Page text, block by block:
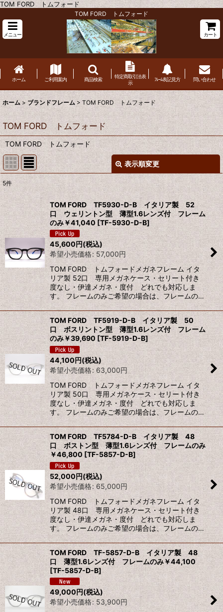
TOM FORD トムフォード
TOM FORD トムフォード
メニュー カート
ホーム ご利用案内 商品検索
特定商取引法表
示
ﾌﾚｰﾑ表記見方 問い合わせ
ホーム > ブランドフレーム > TOM FORD トムフォード
TOM FORD トムフォード
TOM FORD トムフォード
表示順変更
表示数:
並び順 :
絞り込む
5件
TOM FORD TF5930-D-B イタリア製 52
口 ウェリントン型 薄型1.6レンズ付 フレーム
のみ￥41,040 [TF-5930-D-B]
45,600円(税込)
希望小売価格: 57,000円
TOM FORD トムフォードメガネフレーム イタ
リア製 52口 専用メガネケース・セリート付き
度なし・伊達メガネ・度付 どれでも対応しま
す。 フレームのみご希望の場合は、フレームの…
TOM FORD TF5919-D-B イタリア製 50
口 ボスリントン型 薄型1.6レンズ付 フレーム
のみ￥39,690 [TF-5919-D-B]
44,100円(税込)
希望小売価格: 63,000円
TOM FORD トムフォードメガネフレーム イタ
リア製 50口 専用メガネケース・セリート付き
度なし・伊達メガネ・度付 どれでも対応しま
す。 フレームのみご希望の場合は、フレームの…
TOM FORD TF5784-D-B イタリア製 48
口 ボストン型 薄型1.6レンズ付 フレームのみ
￥46,800 [TF-5857-D-B]
52,000円(税込)
希望小売価格: 65,000円
TOM FORD トムフォードメガネフレーム イタ
リア製 48口 専用メガネケース・セリート付き
度なし・伊達メガネ・度付 どれでも対応しま
す。 フレームのみご希望の場合は、フレームの…
TOM FORD TF-5857-D-B イタリア製 48
口 薄型1.6レンズ付 フレームのみ￥44,100
[TF-5857-D-B]
49,000円(税込)
希望小売価格: 53,900円